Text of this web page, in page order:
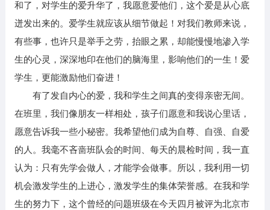
和了，对学生的爱升华了，我愿意爱他们，这个爱是从心底
迸发出来的。爱学生就应该从细节做起！对我们教师来说，
有些事，也许只是举手之劳，抬眼之累，却能慢慢地渗入学
生的心灵，深深地印在他们的脑海里，影响他们的一生！爱
学生，更能激励他们奋进！
有了发自内心的爱，我和学生之间真的变得亲密无间。
在班里，我们像朋友一样相处，孩子们愿意和我说心里话，
愿意告诉我一些小秘密。我希望他们成为自尊、自强、自爱
的人。我毫不吝啬班队会的时间、每天的晨检时间，我一直
认为：只有先学会做人，才能学会做事。所以，我利用一切
机会激发学生的上进心，激发学生的集体荣誉感。在我和学
生的努力下，这个曾经的问题班级在今天四月被评为北京市